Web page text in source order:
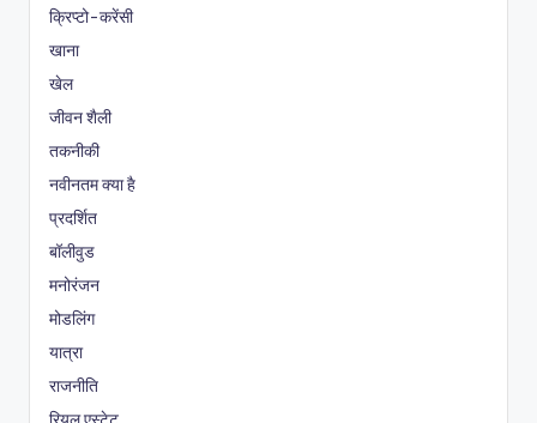
क्रिप्टो-करेंसी
खाना
खेल
जीवन शैली
तकनीकी
नवीनतम क्या है
प्रदर्शित
बॉलीवुड
मनोरंजन
मोडलिंग
यात्रा
राजनीति